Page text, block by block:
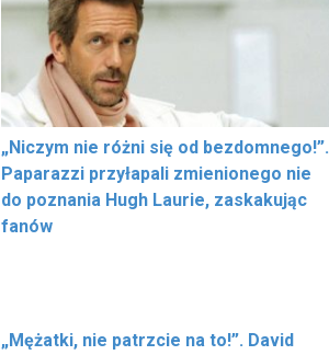
„Niczym nie różni się od bezdomnego!”.
Paparazzi przyłapali zmienionego nie
do poznania Hugh Laurie, zaskakując
fanów
„Mężatki, nie patrzcie na to!”. David